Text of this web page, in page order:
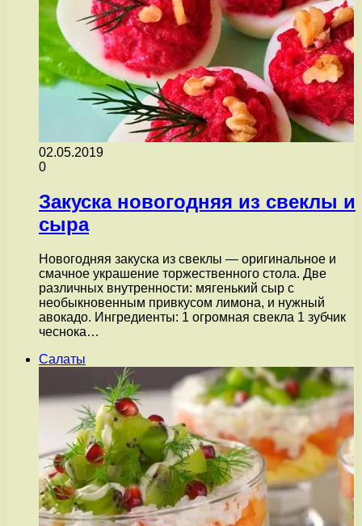
02.05.2019
0
Закуска новогодняя из свеклы и
сыра
Новогодняя закуска из свеклы — оригинальное и
смачное украшение торжественного стола. Две
различных внутренности: мягенький сыр с
необыкновенным привкусом лимона, и нужный
авокадо. Ингредиенты: 1 огромная свекла 1 зубчик
чеснока…
Салаты